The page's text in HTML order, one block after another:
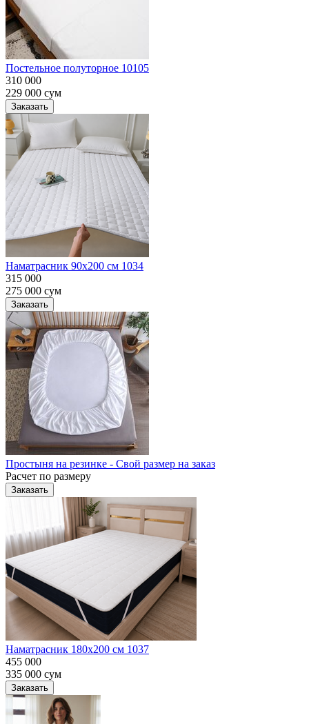
Постельное полуторное 10105
310 000
229 000 сум
Заказать
Наматрасник 90х200 см 1034
315 000
275 000 сум
Заказать
Простыня на резинке - Свой размер на заказ
Расчет по размеру
Заказать
Наматрасник 180х200 см 1037
455 000
335 000 сум
Заказать